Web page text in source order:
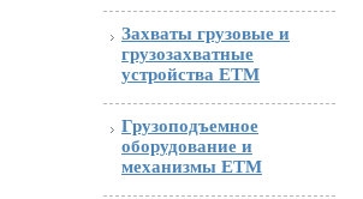
Захваты грузовые и
грузозахватные
устройства ETM
Грузоподъемное
оборудование и
механизмы ETM